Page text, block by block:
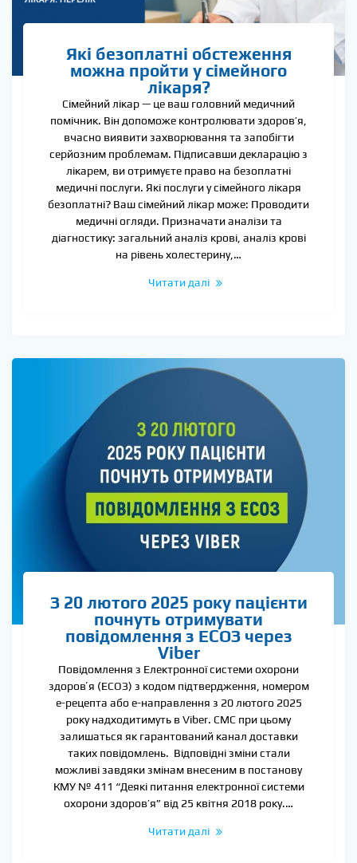
Які безоплатні обстеження
можна пройти у сімейного
лікаря?
Сімейний лікар — це ваш головний медичний
помічник. Він допоможе контролювати здоров’я,
вчасно виявити захворювання та запобігти
серйозним проблемам. Підписавши декларацію з
лікарем, ви отримуєте право на безоплатні
медичні послуги. Які послуги у сімейного лікаря
безоплатні? Ваш сімейний лікар може: Проводити
медичні огляди. Призначати аналізи та
діагностику: загальний аналіз крові, аналіз крові
на рівень холестерину,…
Читати далі
З 20 лютого 2025 року пацієнти
почнуть отримувати
повідомлення з ЕСОЗ через
Viber
Повідомлення з Електронної системи охорони
здоровʼя (ЕСОЗ) з кодом підтвердження, номером
е-рецепта або е-направлення з 20 лютого 2025
року надходитимуть в Viber. СМС при цьому
залишаться як гарантований канал доставки
таких повідомлень. Відповідні зміни стали
можливі завдяки змінам внесеним в постанову
КМУ № 411 “Деякі питання електронної системи
охорони здоров’я” від 25 квітня 2018 року.…
Читати далі